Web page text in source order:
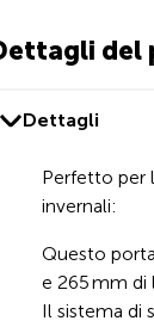
del
Dettagli
Perfetto per
invernali:
Questo
e 265 mm di
Il sistema di